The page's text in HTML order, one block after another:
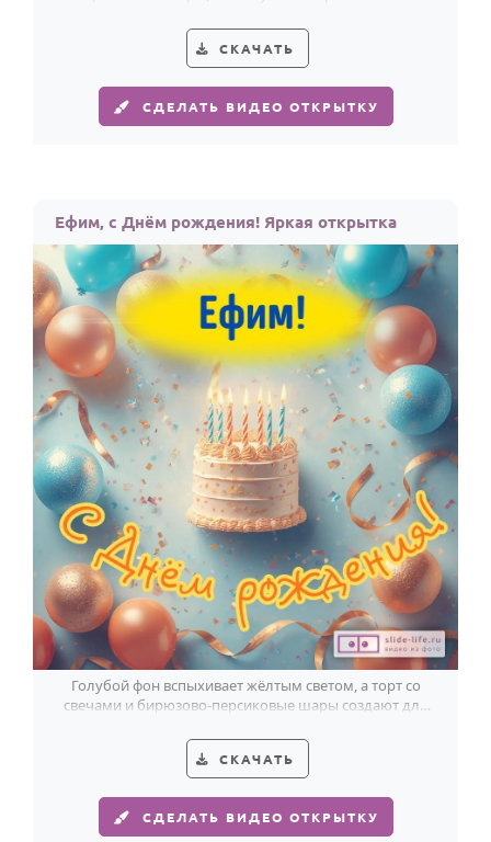
СКАЧАТЬ
СДЕЛАТЬ ВИДЕО ОТКРЫТКУ
Ефим, с Днём рождения! Яркая открытка
Голубой фон вспыхивает жёлтым светом, а торт со
свечами и бирюзово-персиковые шары создают для
СКАЧАТЬ
СДЕЛАТЬ ВИДЕО ОТКРЫТКУ